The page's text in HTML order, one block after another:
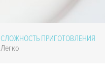
СЛОЖНОСТЬ ПРИГОТОВЛЕНИЯ
Легко